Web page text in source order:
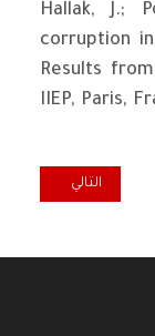
* Hallak, J.;
corruption
Results
IIEP, Paris,
بوابة للتغيير
المقال التالي:
التالي